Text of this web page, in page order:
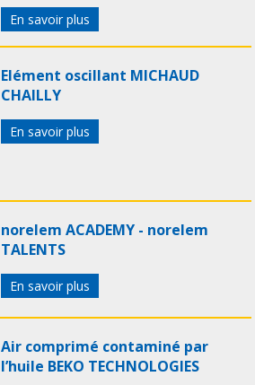
En savoir plus
Elément oscillant MICHAUD
CHAILLY
En savoir plus
norelem ACADEMY - norelem
TALENTS
En savoir plus
Air comprimé contaminé par
l’huile BEKO TECHNOLOGIES